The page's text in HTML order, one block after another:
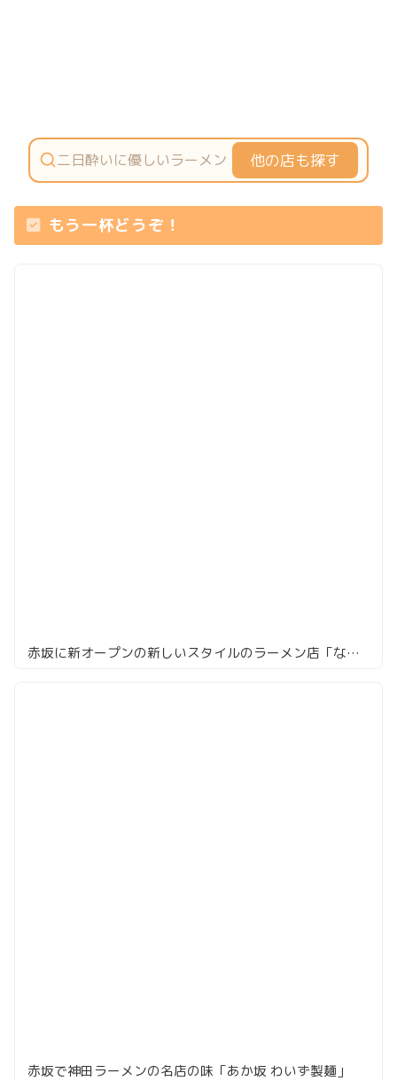
他の店も探す
もう一杯どうぞ！
赤坂に新オープンの新しいスタイルのラーメン店「なかご」
赤坂で神田ラーメンの名店の味「あか坂 わいず製麺」